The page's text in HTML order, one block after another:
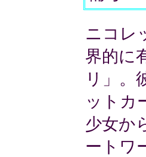
ニコレ
界的に
リ」。
ットカ
少女か
ートワ